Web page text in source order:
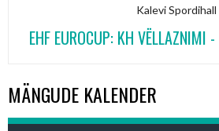
Kalevi Spordihall
EHF EUROCUP: KH VËLLAZNIMI
MÄNGUDE KALENDER